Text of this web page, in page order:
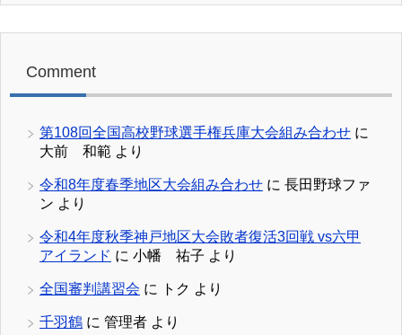
Comment
第108回全国高校野球選手権兵庫大会組み合わせ に
大前 和範 より
令和8年度春季地区大会組み合わせ に 長田野球ファ
ン より
令和4年度秋季神戸地区大会敗者復活3回戦 vs六甲
アイランド に 小幡 祐子 より
全国審判講習会 に トク より
千羽鶴 に 管理者 より